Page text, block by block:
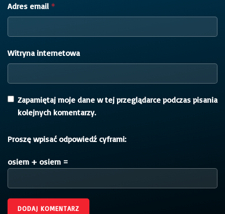
Adres email *
Witryna internetowa
Zapamiętaj moje dane w tej przeglądarce podczas pisania
kolejnych komentarzy.
Proszę wpisać odpowiedź cyframi:
osiem + osiem =